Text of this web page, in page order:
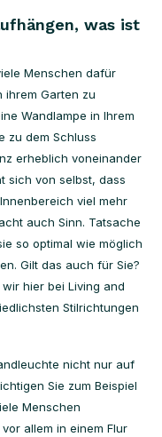
was ist
Menschen dafür
ihrem Garten zu
Wandlampe in Ihrem
zu dem Schluss
erheblich voneinander
sich von selbst, dass
viel mehr
auch Sinn. Tatsache
so optimal wie möglich
Gilt das auch für Sie?
hier bei Living and
Stilrichtungen
nicht nur auf
Sie zum Beispiel
Menschen
allem in einem Flur